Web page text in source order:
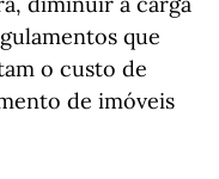
que
o custo de
de imóveis